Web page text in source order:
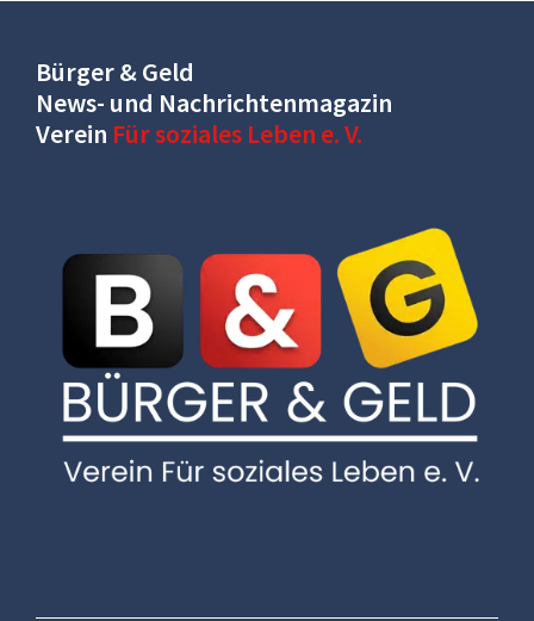
Bürger & Geld
News- und Nachrichtenmagazin
Verein Für soziales Leben e. V.